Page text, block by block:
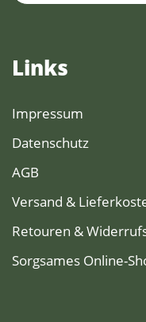
Links
Impressum
Datenschutz
AGB
Versand &
Retouren &
Sorgsames Online-